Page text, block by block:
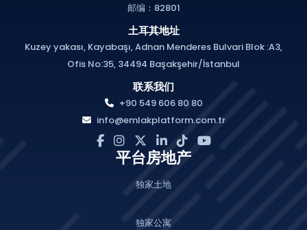
显示营销公司名称
项目中的房地产价格
邮编：82801
土耳其地址
Kuzey yakası, Kayabaşı, Adnan Menderes Bulvari Blok :A3,
Ofis No:35, 34494 Başakşehir/İstanbul
联系我们
+90 549 606 80 80
info@emlakplatform.com.tr
平台房地产
独家土地
独家公寓